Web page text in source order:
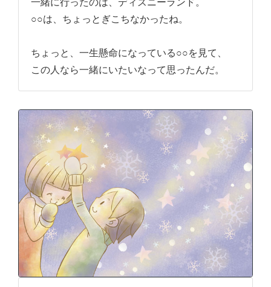
○○は、ちょっとぎこちなかったね。
ちょっと、一生懸命になっている○○を見て、
この人なら一緒にいたいなって思ったんだ。